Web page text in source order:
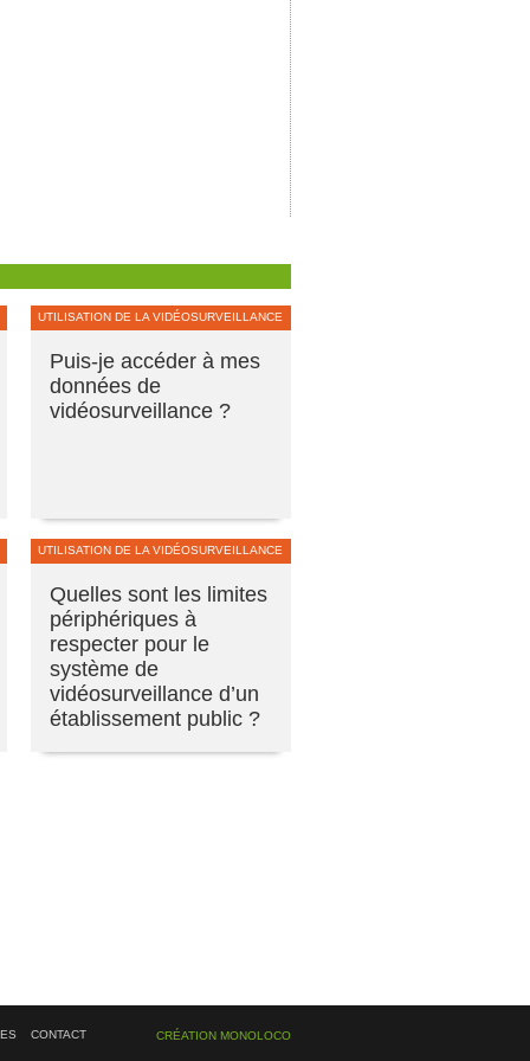
UTILISATION DE LA VIDÉOSURVEILLANCE
Puis-je accéder à mes
données de
vidéosurveillance ?
UTILISATION DE LA VIDÉOSURVEILLANCE
Quelles sont les limites
périphériques à
respecter pour le
système de
vidéosurveillance d’un
établissement public ?
CONTACT CRÉATION MONOLOCO